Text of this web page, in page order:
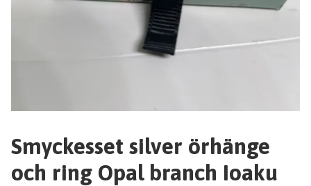
Smyckesset silver örhänge
och ring Opal branch Ioaku